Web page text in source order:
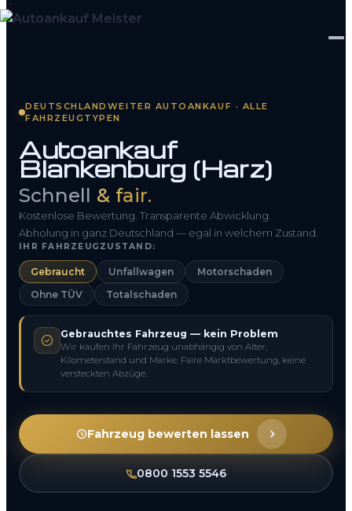
So funktioniert’s
Kontakt
FAQ
0800 1553 5546
DEUTSCHLANDWEITER AUTOANKAUF · ALLE
FAHRZEUGTYPEN
Autoankauf
Blankenburg (Harz)
Schnell & fair.
Kostenlose Bewertung. Transparente Abwicklung.
Abholung in ganz Deutschland — egal in welchem Zustand.
IHR FAHRZEUGZUSTAND:
Gebraucht Unfallwagen
Motorschaden
Ohne TÜV
Totalschaden
Gebrauchtes Fahrzeug — kein Problem
Wir kaufen Ihr Fahrzeug unabhängig von Alter,
Kilometerstand und Marke. Faire Marktbewertung, keine
versteckten Abzüge.
Fahrzeug bewerten lassen
0800 1553 5546